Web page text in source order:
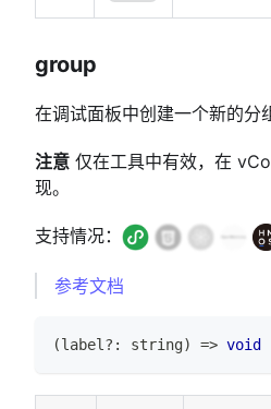
group
在调试面板中创建一个新的分
注意 仅在工具中有效，在
现。
支持情况：
参考文档
(label? : string) => void